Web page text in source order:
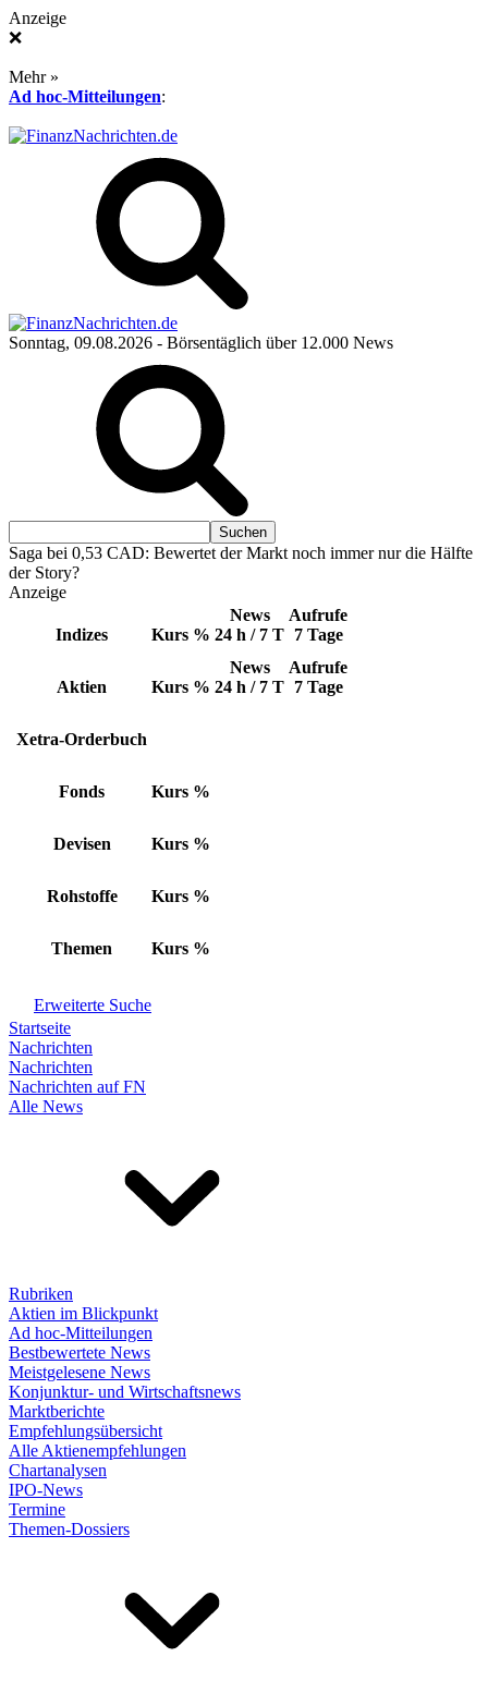
Anzeige
❌
Mehr »
Ad hoc-Mitteilungen:
Sonntag, 09.08.2026 - Börsentäglich über 12.000 News
Saga bei 0,53 CAD: Bewertet der Markt noch immer nur die Hälfte
der Story?
Anzeige
Indizes Kurs %
News
24 h / 7 T
Aufrufe
7 Tage
Aktien Kurs %
News
24 h / 7 T
Aufrufe
7 Tage
Xetra-Orderbuch
Fonds Kurs %
Devisen Kurs %
Rohstoffe Kurs %
Themen Kurs %
Erweiterte Suche
Startseite
Nachrichten
Nachrichten
Nachrichten auf FN
Alle News
Rubriken
Aktien im Blickpunkt
Ad hoc-Mitteilungen
Bestbewertete News
Meistgelesene News
Konjunktur- und Wirtschaftsnews
Marktberichte
Empfehlungsübersicht
Alle Aktienempfehlungen
Chartanalysen
IPO-News
Termine
Themen-Dossiers